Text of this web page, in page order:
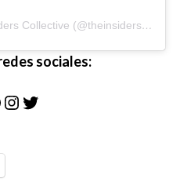
A post shared by The Insiders Collective (@theinsidersco)
sociales:
Instagram
Twitter